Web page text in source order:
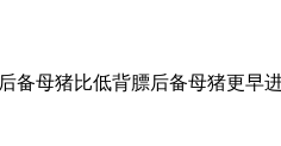
备母猪比低背膘后备母猪更